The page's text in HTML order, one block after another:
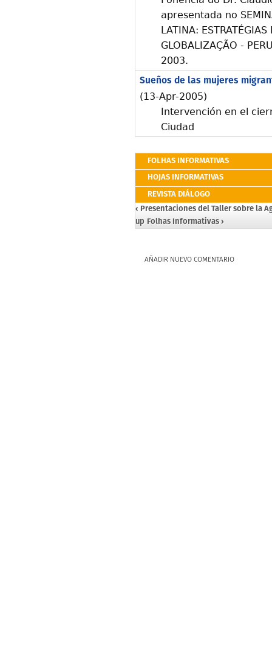
apresentada no
LATINA:
GLOBALIZAÇÃO -
2003.
Sueños de las mujeres
(13-Apr-2005)
Intervención en el
Ciudad
FOLHAS INFORMATIVAS
HOJAS INFORMATIVAS
REVISTA DIÁLOGO
‹ Presentaciones del Taller sobre la
up Folhas Informativas ›
AÑADIR NUEVO COMENTARIO